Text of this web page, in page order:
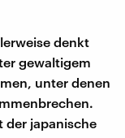
denkt
gewaltigem
unter denen
der japanische